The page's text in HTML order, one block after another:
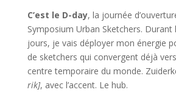
C’est le D-day, la journée
Symposium Urban Sketchers. Durant
jours, je vais déployer mon énergie
de sketchers qui convergent déjà
centre temporaire du monde.
rik], avec l’accent. Le hub.